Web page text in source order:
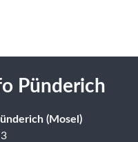
Pünderich
(Mosel)